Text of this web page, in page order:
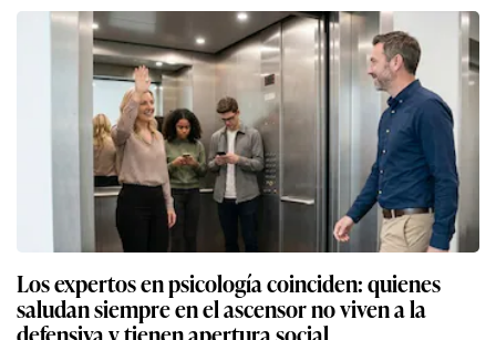
Los expertos en psicología coinciden: quienes
saludan siempre en el ascensor no viven a la
defensiva y tienen apertura social